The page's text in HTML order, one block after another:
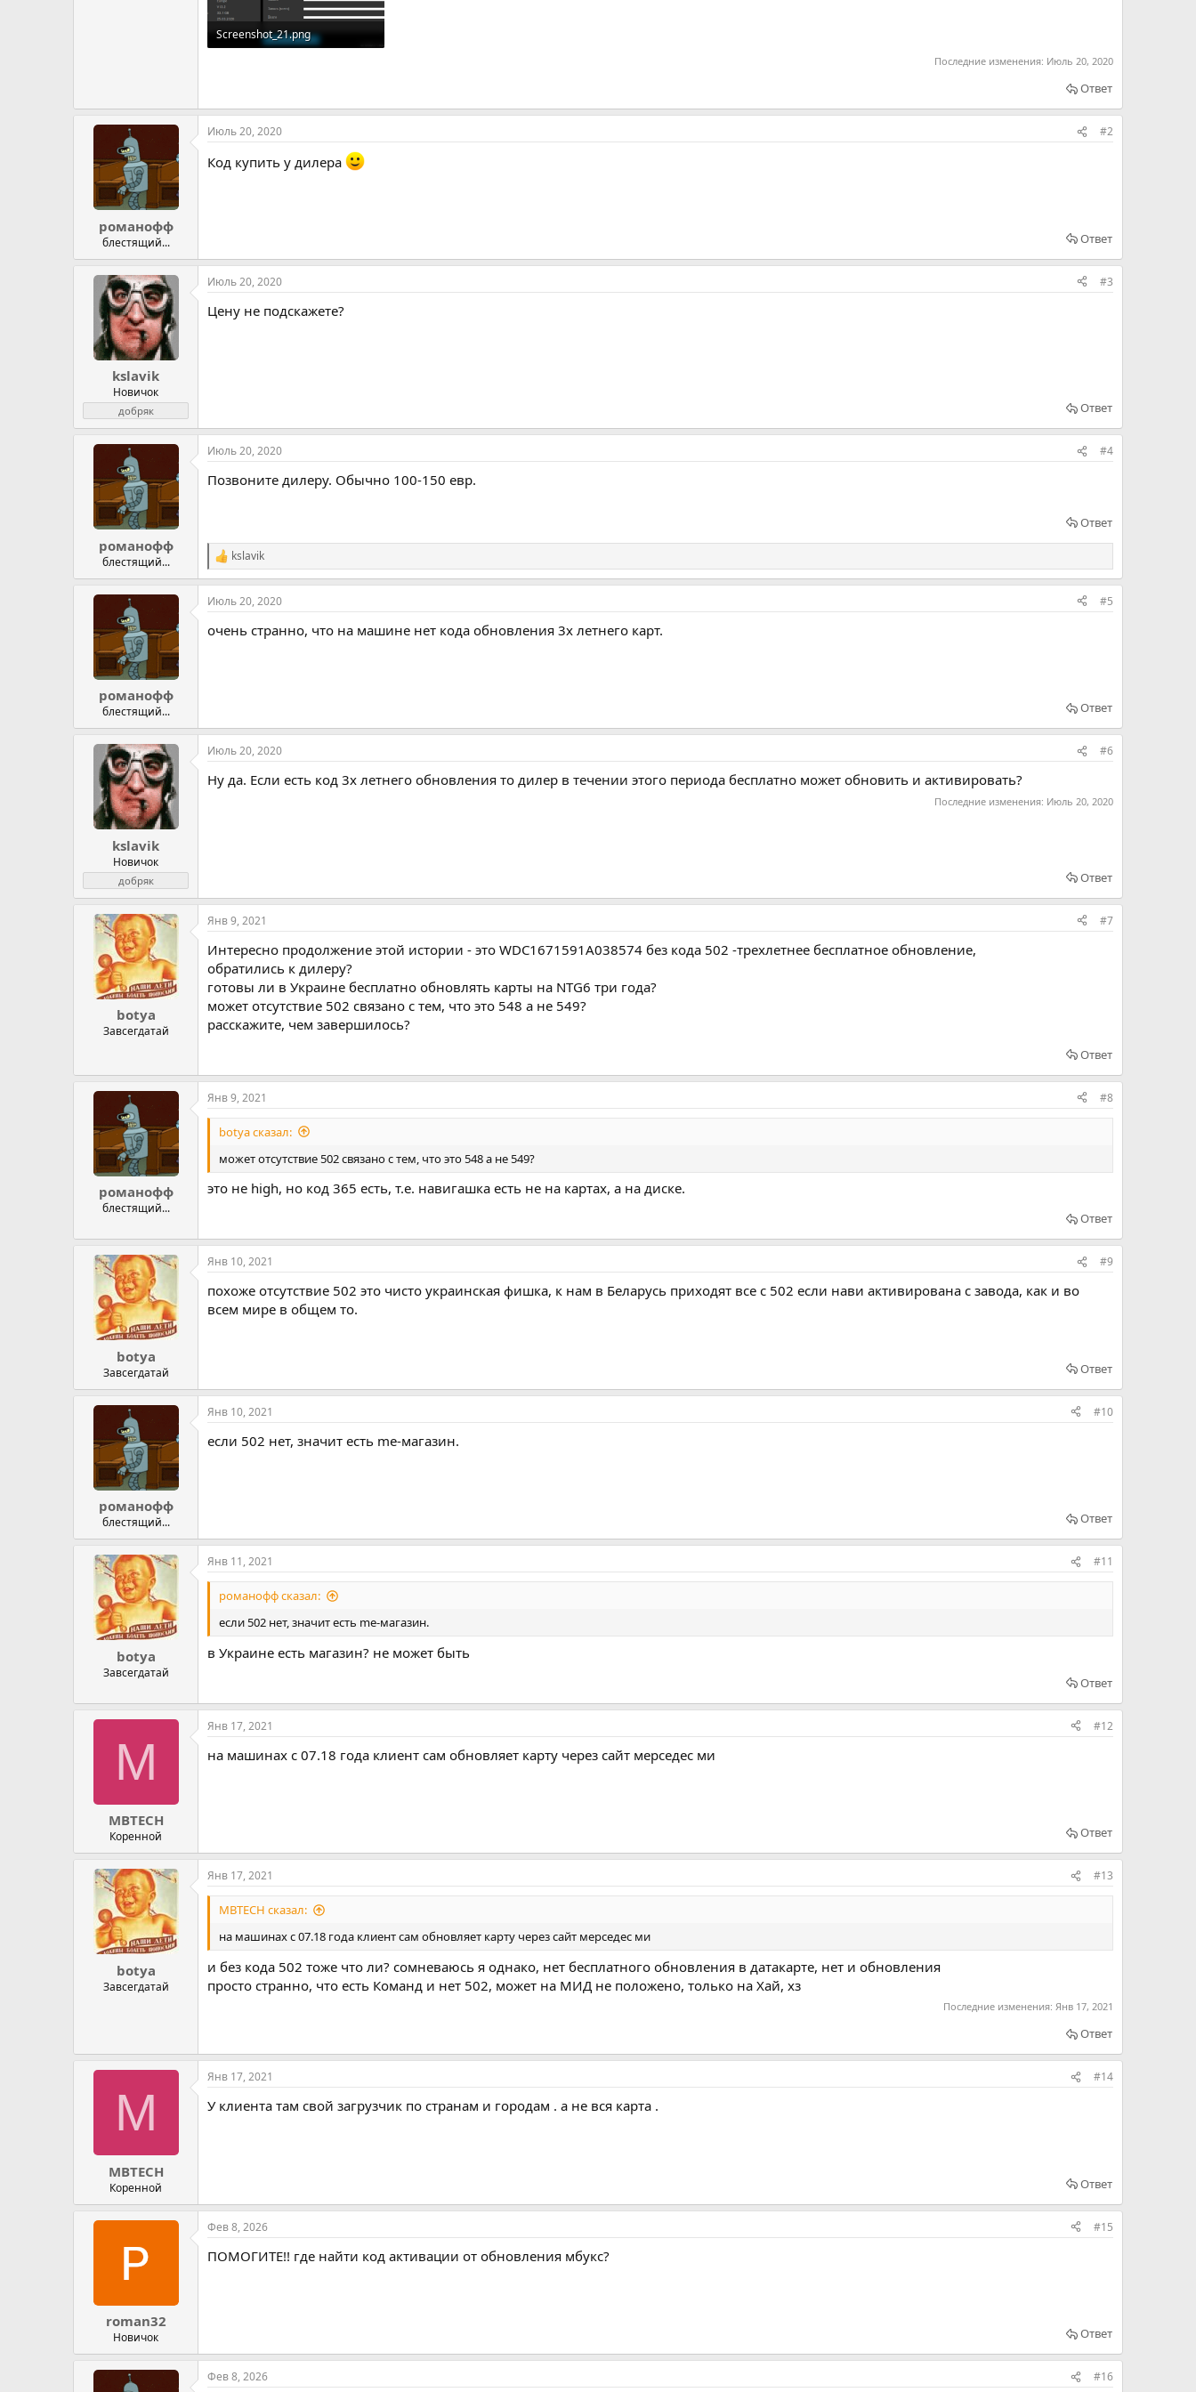
Screenshot_21.png
Последние изменения: Июль 20, 2020
Ответ
романофф
блестящий...
Июль 20, 2020 #2
Код купить у дилера
Ответ
kslavik
Новичок
добряк
Июль 20, 2020 #3
Цену не подскажете?
Ответ
романофф
блестящий...
Июль 20, 2020 #4
Позвоните дилеру. Обычно 100-150 евр.
Ответ
Р
е
а
к
и
kslavik
романофф
блестящий...
Июль 20, 2020 #5
очень странно, что на машине нет кода обновления 3х летнего карт.
Ответ
kslavik
Новичок
добряк
Июль 20, 2020 #6
Ну да. Если есть код 3х летнего обновления то дилер в течении этого периода бесплатно может обновить и активировать?
Последние изменения: Июль 20, 2020
Ответ
botya
Завсегдатай
Янв 9, 2021 #7
Интересно продолжение этой истории - это WDC1671591A038574 без кода 502 -трехлетнее бесплатное обновление,
обратились к дилеру?
готовы ли в Украине бесплатно обновлять карты на NTG6 три года?
может отсутствие 502 связано с тем, что это 548 а не 549?
расскажите, чем завершилось?
Ответ
романофф
блестящий...
Янв 9, 2021 #8
botya сказал:
может отсутствие 502 связано с тем, что это 548 а не 549?
это не high, но код 365 есть, т.е. навигашка есть не на картах, а на диске.
Ответ
botya
Завсегдатай
Янв 10, 2021 #9
похоже отсутствие 502 это чисто украинская фишка, к нам в Беларусь приходят все с 502 если нави активирована с завода, как и во
всем мире в общем то.
Ответ
романофф
блестящий...
Янв 10, 2021 #10
если 502 нет, значит есть me-магазин.
Ответ
botya
Завсегдатай
Янв 11, 2021 #11
романофф сказал:
если 502 нет, значит есть me-магазин.
в Украине есть магазин? не может быть
Ответ
M
MBTECH
Коренной
Янв 17, 2021 #12
на машинах с 07.18 года клиент сам обновляет карту через сайт мерседес ми
Ответ
botya
Завсегдатай
Янв 17, 2021 #13
MBTECH сказал:
на машинах с 07.18 года клиент сам обновляет карту через сайт мерседес ми
и без кода 502 тоже что ли? сомневаюсь я однако, нет бесплатного обновления в датакарте, нет и обновления
просто странно, что есть Команд и нет 502, может на МИД не положено, только на Хай, хз
Последние изменения: Янв 17, 2021
Ответ
M
MBTECH
Коренной
Янв 17, 2021 #14
У клиента там свой загрузчик по странам и городам . а не вся карта .
Ответ
roman32
Новичок
Фев 8, 2026 #15
ПОМОГИТЕ!! где найти код активации от обновления мбукс?
Ответ
Фев 8, 2026 #16